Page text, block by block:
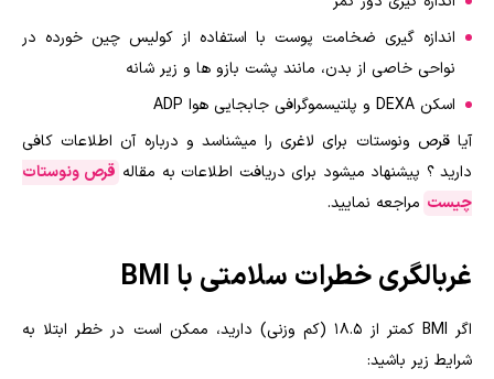
اندازه گیری ضخامت پوست با استفاده از کولیس چین خورده در
نواحی خاصی از بدن، مانند پشت بازو ها و زیر شانه
اسکن DEXA و پلتیسموگرافی جابجایی هوا ADP
آیا قرص ونوستات برای لاغری را میشناسد و درباره آن اطلاعات کافی
دارید ؟ پیشنهاد میشود برای دریافت اطلاعات به مقاله قرص ونوستات
چیست مراجعه نمایید.
غربالگری خطرات سلامتی با BMI
اگر BMI کمتر از 18.5 (کم وزنی) دارید، ممکن است در خطر ابتلا به
شرایط زیر باشید: